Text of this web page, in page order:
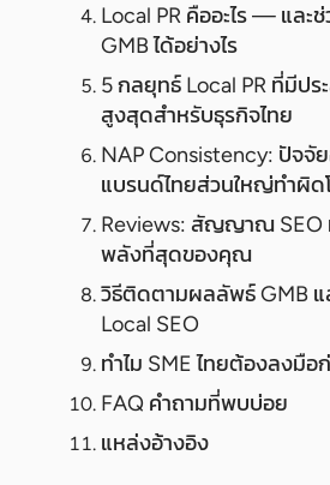
Local PR คืออะไร — และ
GMB ได้อย่างไร
5 กลยุทธ์ Local PR ที่มีปร
สูงสุดสำหรับธุรกิจไทย
NAP Consistency: ปัจจั
แบรนด์ไทยส่วนใหญ่ทำผิด
Reviews: สัญญาณ SEO
พลังที่สุดของคุณ
วิธีติดตามผลลัพธ์ GMB แ
Local SEO
ทำไม SME ไทยต้องลงมือ
FAQ คำถามที่พบบ่อย
แหล่งอ้างอิง